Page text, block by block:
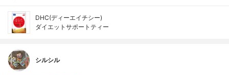
DHC(ディーエイチシー)
ダイエットサポートティー
シルシル